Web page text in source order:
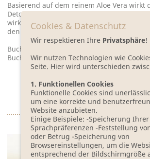
Basierend auf dem reinem Aloe Vera wirkt
Detoxgesichtsbehandlun ausgleiten und
wirkstoffreiches Zusammenspiel
den Lymphfluss und die Spannkraft Ihrer
Buchung telefonisch unter 035603-62519
Buchungsanfrage
ZUR
Cookies & Datenschutz
Wir respektieren Ihre Privatsphäre!
Wir nutzen Technologien wie
Seite. Hier wird unterschieden
1. Funktionellen Cookies
Funktionelle Cookies sind
um eine korrekte und
Website anzubieten.
Einige Beispiele: -Speicherung Ihrer
Sprachpräferenzen -Feststellung
oder Betrug -Speicherung von
Browsereinstellungen, um die
entsprechend der Bildschirmgröße